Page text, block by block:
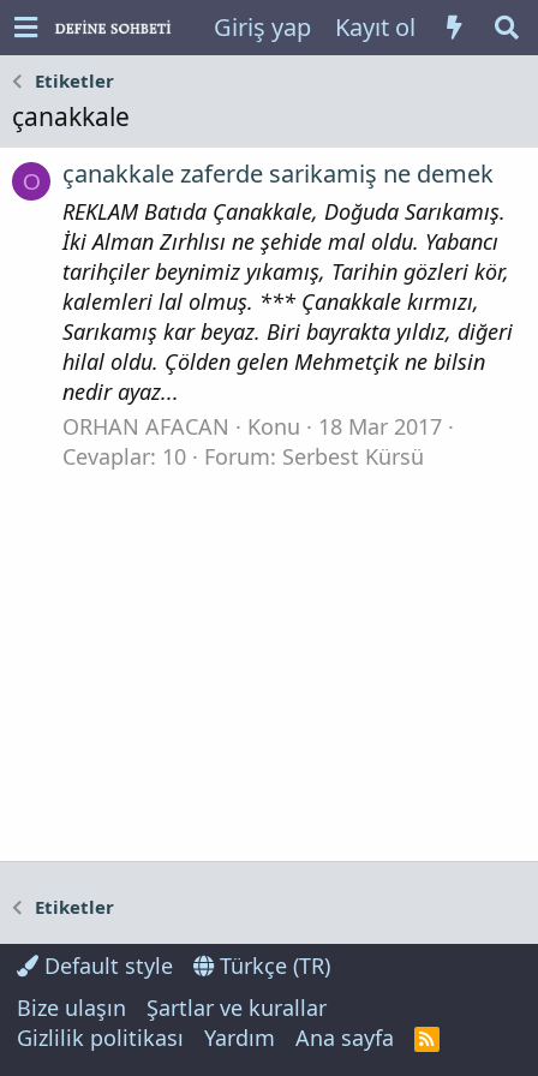
Giriş yap Kayıt ol
Etiketler
çanakkale
O çanakkale zaferde sarikamiş ne demek
REKLAM Batıda Çanakkale, Doğuda Sarıkamış.
İki Alman Zırhlısı ne şehide mal oldu. Yabancı
tarihçiler beynimiz yıkamış, Tarihin gözleri kör,
kalemleri lal olmuş. *** Çanakkale kırmızı,
Sarıkamış kar beyaz. Biri bayrakta yıldız, diğeri
hilal oldu. Çölden gelen Mehmetçik ne bilsin
nedir ayaz...
ORHAN AFACAN
Konu
18 Mar 2017
Cevaplar: 10
Forum: Serbest Kürsü
Etiketler
Default style
Türkçe (TR)
Bize ulaşın
Şartlar ve kurallar
Gizlilik politikası
Yardım Ana sayfa
R